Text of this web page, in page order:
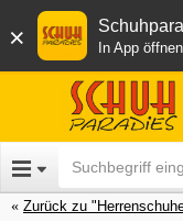
× In App öffnen
Zurück zu